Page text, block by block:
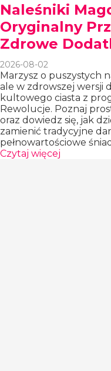
Naleśniki
Oryginalny
Zdrowe
2026-08-02
Marzysz o puszystych
ale w zdrowszej wersji
kultowego ciasta z
Rewolucje. Poznaj
oraz dowiedz się, jak
zamienić tradycyjne
pełnowartościowe
Czytaj więcej